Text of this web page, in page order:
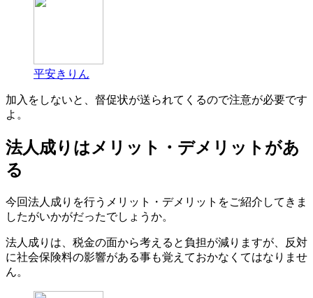
平安きりん
加入をしないと、督促状が送られてくるので注意が必要です
よ。
法人成りはメリット・デメリットがあ
る
今回法人成りを行うメリット・デメリットをご紹介してきま
したがいかがだったでしょうか。
法人成りは、税金の面から考えると負担が減りますが、反対
に社会保険料の影響がある事も覚えておかなくてはなりませ
ん。